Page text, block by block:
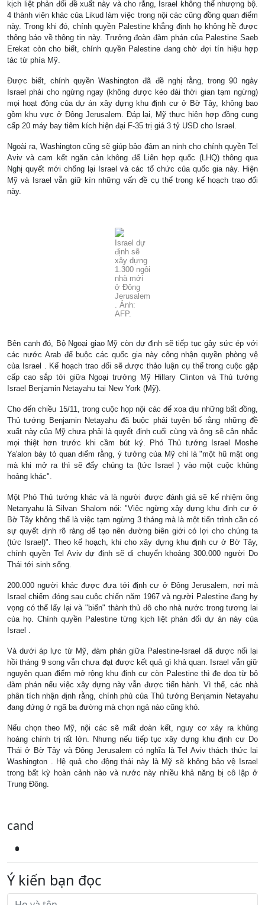
kịch liệt phản đối đề xuất này và cho rằng, Israel
không thể nhượng bộ.
4 thành viên khác của Likud làm việc trong nội các cũng đồng quan điểm
này. Trong khi đó, chính quyền Palestine khẳng định họ không hề được
thông báo về thông tin này. Trưởng đoàn đàm phán của Palestine Saeb
Erekat còn cho biết, chính quyền Palestine đang chờ đợi tín hiệu hợp
tác từ phía Mỹ.
Được biết, chính quyền Washington đã đề nghị rằng, trong 90 ngày
Israel phải cho ngừng ngay (không được kéo dài thời gian tạm ngừng)
mọi hoạt động của dự án xây dựng khu định cư ở Bờ Tây, không bao
gồm khu vực ở Đông Jerusalem. Đáp lại, Mỹ thực hiện hợp đồng cung
cấp 20 máy bay tiêm kích hiện đại F-35 trị giá 3 tỷ USD cho Israel.
Ngoài ra, Washington cũng sẽ giúp bảo đảm an ninh cho chính quyền Tel
Aviv và cam kết ngăn cản không để Liên hợp quốc (LHQ) thông qua
Nghị quyết mới chống lại Israel và các tổ chức của quốc gia này. Hiện
Mỹ và
Israelvẫn giữ kín những vấn đề cụ thể trong kế hoạch trao đổi
này.
Israel dự
định sẽ
xây dựng
1.300 ngôi
nhà mới
ở Đông
Jerusalem
. Ảnh:
AFP.
Bên cạnh đó, Bộ Ngoại giao Mỹ còn dự định sẽ tiếp tục gây sức ép với
các nước Arab để buộc các quốc gia này công nhận quyền phòng vệ
của Israel
. Kế hoạch trao đổi sẽ được thảo luận cụ thể trong cuộc gặp
cấp cao sắp tới giữa Ngoại trưởng Mỹ Hillary Clinton và Thủ tướng
Israel Benjamin Netayahu tại New York (Mỹ).
Cho đến chiều 15/11, trong cuộc họp nội các để xoa dịu những bất đồng,
Thủ tướng Benjamin Netayahu đã buộc phải tuyên bố rằng những đề
xuất này của Mỹ chưa phải là quyết định cuối cùng và ông sẽ cân nhắc
mọi thiệt hơn trước khi cầm bút ký. Phó Thủ tướng Israel Moshe
Ya'alon bày tỏ quan điểm rằng, ý tưởng của Mỹ chỉ là "một hũ mật o­ng
mà khi mở ra thì sẽ đẩy chúng ta (tức
Israel) vào một cuộc khủng
hoảng khác".
Một Phó Thủ tướng khác và là người được đánh giá sẽ kế nhiệm ông
Netanyahu là Silvan Shalom nói: "Việc ngừng xây dựng khu định cư ở
Bờ Tây không thể là việc tạm ngừng 3 tháng mà là một tiến trình cần có
sự quyết định rõ ràng để tạo nên đường biên giới có lợi cho chúng ta
(tức Israel)". Theo kế hoạch, khi cho xây dựng khu định cư ở Bờ Tây,
chính quyền Tel Aviv dự định sẽ di chuyển khoảng 300.000 người Do
Thái tới sinh sống.
200.000 người khác được đưa tới định cư ở Đông Jerusalem, nơi mà
Israel chiếm đóng sau cuộc chiến năm 1967 và người Palestine đang hy
vọng có thể lấy lại và "biến" thành thủ đô cho nhà nước trong tương lai
của họ. Chính quyền Palestine từng kịch liệt phản đối dự án này của
Israel
Và dưới áp lực từ Mỹ, đàm phán giữa Palestine-Israel đã được nối lại
hồi tháng 9 song vẫn chưa đạt được kết quả gì khả quan.
Israel vẫn giữ
nguyên quan điểm mở rộng khu định cư còn Palestine thì đe dọa từ bỏ
đàm phán nếu việc xây dựng này vẫn được tiến hành. Vì thế, các nhà
phân tích nhận định rằng, chính phủ của Thủ tướng Benjamin Netayahu
đang đứng ở ngã ba đường mà chọn ngả nào cũng khó.
Nếu chọn theo Mỹ, nội các sẽ mất đoàn kết, nguy cơ xảy ra khủng
hoảng chính trị rất lớn. Nhưng nếu tiếp tục xây dựng khu định cư Do
Thái ở Bờ Tây và Đông Jerusalemcó nghĩa là Tel Aviv thách thức lại
Washington
. Hệ quả cho động thái này là Mỹ sẽ không bảo vệ
Israel
trong bất kỳ hoàn cảnh nào và nước này nhiều khả năng bị cô lập ở
Trung Đông.
cand
Ý kiến bạn đọc